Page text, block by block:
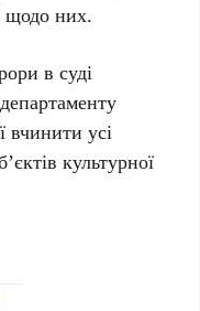
щодо них.
в суді
вчинити усі
культурної